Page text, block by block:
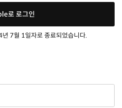
로 로그인
7월 1일자로 종료되었습니다.